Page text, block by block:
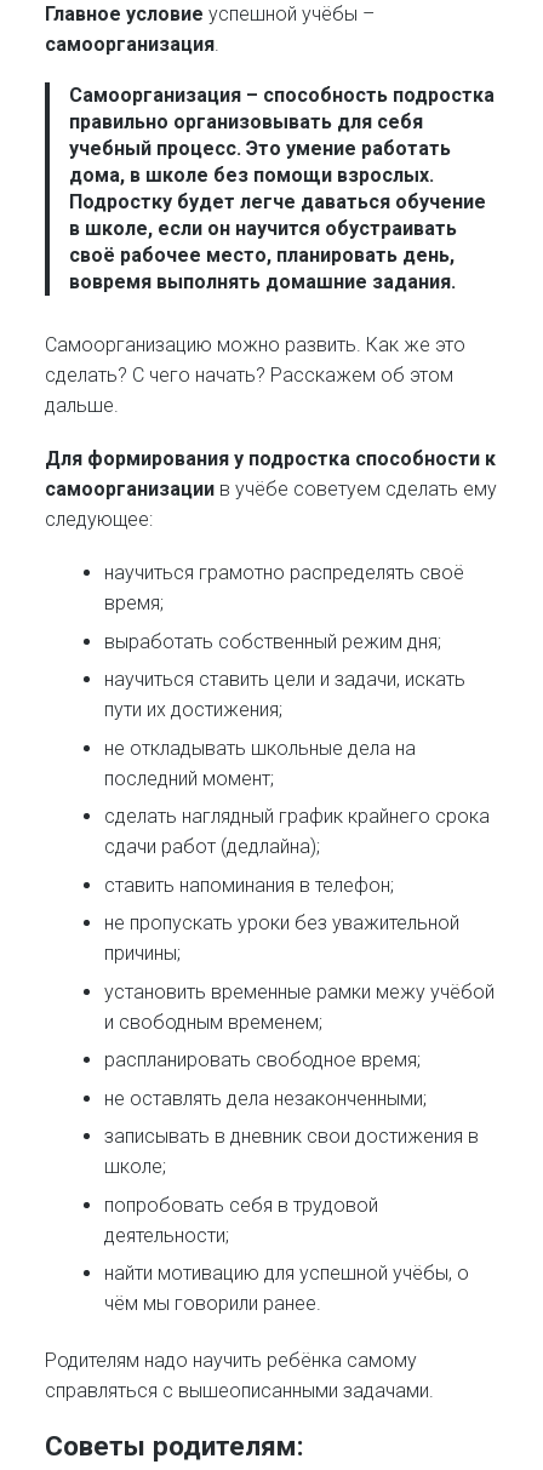
Главное условие успешной учёбы –
самоорганизация
Самоорганизация – способность подростка
правильно организовывать для себя
учебный процесс. Это умение работать
дома, в школе без помощи взрослых.
Подростку будет легче даваться обучение
в школе, если он научится обустраивать
своё рабочее место, планировать день,
вовремя выполнять домашние задания.
Самоорганизацию можно развить. Как же это
сделать? С чего начать? Расскажем об этом
дальше.
Для формирования у подростка способности к
самоорганизации в учёбе советуем сделать ему
следующее:
научиться грамотно распределять своё
время;
выработать собственный режим дня;
научиться ставить цели и задачи, искать
пути их достижения;
не откладывать школьные дела на
последний момент;
сделать наглядный график крайнего срока
сдачи работ (дедлайна);
ставить напоминания в телефон;
не пропускать уроки без уважительной
причины;
установить временные рамки межу учёбой
и свободным временем;
распланировать свободное время;
не оставлять дела незаконченными;
записывать в дневник свои достижения в
школе;
попробовать себя в трудовой
деятельности;
найти мотивацию для успешной учёбы, о
чём мы говорили ранее.
Родителям надо научить ребёнка самому
справляться с вышеописанными задачами.
Советы родителям: